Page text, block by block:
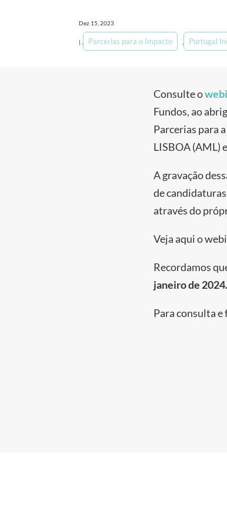
Dez 15, 2023
| Parcerias para o Impacto Portugal
Consulte o
Fundos, ao
Parcerias para
LISBOA (AML)
A gravação
de
através do
Veja aqui o
Recordamos
janeiro de 2024.
Para consulta